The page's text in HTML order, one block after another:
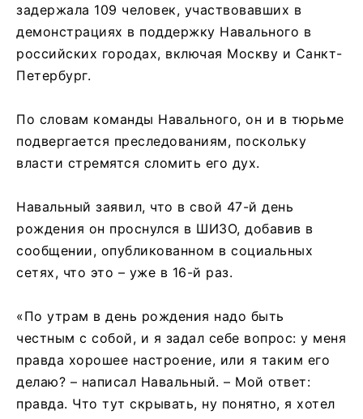
задержала 109 человек, участвовавших в
демонстрациях в поддержку Навального в
российских городах, включая Москву и Санкт-
Петербург.
По словам команды Навального, он и в тюрьме
подвергается преследованиям, поскольку
власти стремятся сломить его дух.
Навальный заявил, что в свой 47-й день
рождения он проснулся в ШИЗО, добавив в
сообщении, опубликованном в социальных
сетях, что это – уже в 16-й раз.
«По утрам в день рождения надо быть
честным с собой, и я задал себе вопрос: у меня
правда хорошее настроение, или я таким его
делаю? – написал Навальный. – Мой ответ:
правда. Что тут скрывать, ну понятно, я хотел